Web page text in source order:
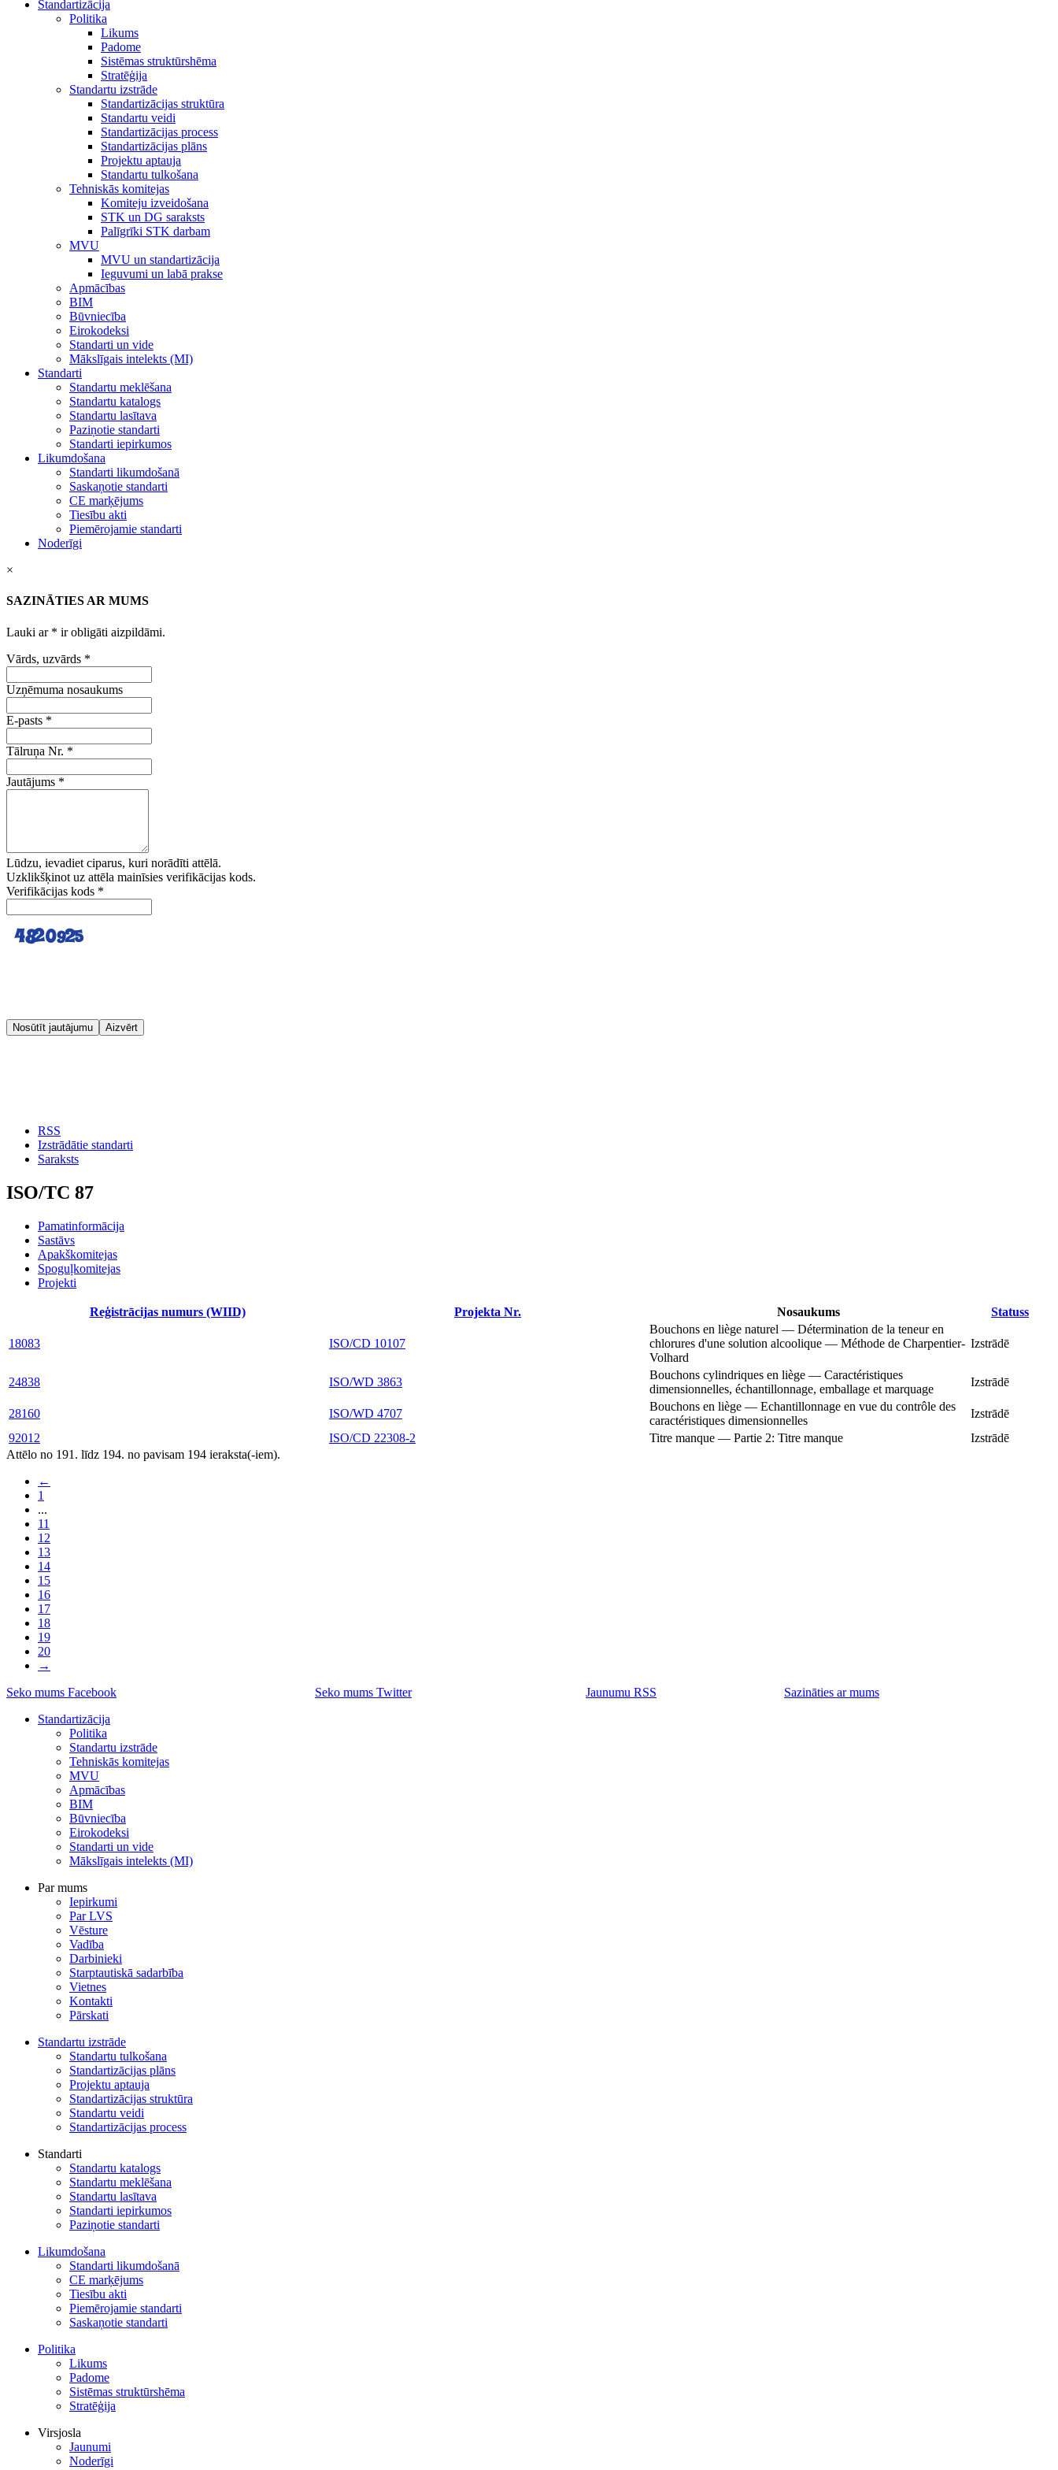
Standartizācija
Politika
Likums
Padome
Sistēmas struktūrshēma
Stratēģija
Standartu izstrāde
Standartizācijas struktūra
Standartu veidi
Standartizācijas process
Standartizācijas plāns
Projektu aptauja
Standartu tulkošana
Tehniskās komitejas
Komiteju izveidošana
STK un DG saraksts
Palīgrīki STK darbam
MVU
MVU un standartizācija
Ieguvumi un labā prakse
Apmācības
BIM
Būvniecība
Eirokodeksi
Standarti un vide
Mākslīgais intelekts (MI)
Standarti
Standartu meklēšana
Standartu katalogs
Standartu lasītava
Paziņotie standarti
Standarti iepirkumos
Likumdošana
Standarti likumdošanā
Saskaņotie standarti
CE marķējums
Tiesību akti
Piemērojamie standarti
Noderīgi
×
SAZINĀTIES AR MUMS
Lauki ar * ir obligāti aizpildāmi.
Vārds, uzvārds *
Uzņēmuma nosaukums
E-pasts *
Tālruņa Nr. *
Jautājums *
Lūdzu, ievadiet ciparus, kuri norādīti attēlā.
Uzklikšķinot uz attēla mainīsies verifikācijas kods.
Verifikācijas kods *
Nosūtīt jautājumu Aizvērt
RSS
Izstrādātie standarti
Saraksts
ISO/TC 87
Pamatinformācija
Sastāvs
Apakškomitejas
Spoguļkomitejas
Projekti
Reģistrācijas numurs (WIID) Projekta Nr. Nosaukums Statuss
18083 ISO/CD 10107
Bouchons en liège naturel — Détermination de la teneur en
chlorures d'une solution alcoolique — Méthode de Charpentier-
Volhard
Izstrādē
24838 ISO/WD 3863
Bouchons cylindriques en liège — Caractéristiques
dimensionnelles, échantillonnage, emballage et marquage
Izstrādē
28160 ISO/WD 4707
Bouchons en liège — Echantillonnage en vue du contrôle des
caractéristiques dimensionnelles
Izstrādē
92012
ISO/CD 22308-2 Titre manque — Partie 2: Titre manque
Izstrādē
Attēlo no 191. līdz 194. no pavisam 194 ieraksta(-iem).
←
1
...
11
12
13
14
15
16
17
18
19
20
→
Seko mums Facebook
Seko mums Twitter Jaunumu RSS
Sazināties ar mums
Standartizācija
Politika
Standartu izstrāde
Tehniskās komitejas
MVU
Apmācības
BIM
Būvniecība
Eirokodeksi
Standarti un vide
Mākslīgais intelekts (MI)
Par mums
Iepirkumi
Par LVS
Vēsture
Vadība
Darbinieki
Starptautiskā sadarbība
Vietnes
Kontakti
Pārskati
Standartu izstrāde
Standartu tulkošana
Standartizācijas plāns
Projektu aptauja
Standartizācijas struktūra
Standartu veidi
Standartizācijas process
Standarti
Standartu katalogs
Standartu meklēšana
Standartu lasītava
Standarti iepirkumos
Paziņotie standarti
Likumdošana
Standarti likumdošanā
CE marķējums
Tiesību akti
Piemērojamie standarti
Saskaņotie standarti
Politika
Likums
Padome
Sistēmas struktūrshēma
Stratēģija
Virsjosla
Jaunumi
Noderīgi